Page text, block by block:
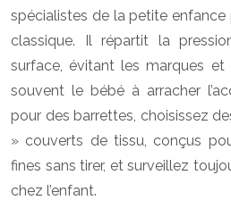
spécialistes de la petite
classique. Il répartit la
surface, évitant les marques et
souvent le bébé à arracher
pour des barrettes, choisissez
» couverts de tissu, conçus
fines sans tirer, et surveillez
chez l’enfant.